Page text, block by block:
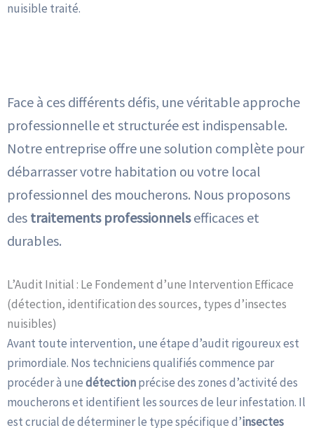
nuisible traité.
Face à ces différents défis, une véritable approche
professionnelle et structurée est indispensable.
Notre entreprise offre une solution complète pour
débarrasser votre habitation ou votre local
professionnel des moucherons. Nous proposons
des traitements professionnelsefficaces et
durables.
L’Audit Initial : Le Fondement d’une Intervention Efficace
(détection, identification des sources, types d’insectes
nuisibles)
Avant toute intervention, une étape d’audit rigoureux est
primordiale. Nos techniciens qualifiés commence par
procéder à unedétectionprécise des zones d’activité des
moucherons et identifient les sources de leur infestation. Il
est crucial de déterminer le type spécifique d’insectes